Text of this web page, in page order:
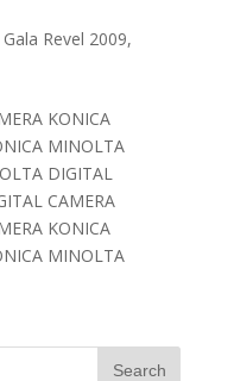
Gala Revel 2009,
KONICA
MINOLTA
DIGITAL
CAMERA
KONICA
MINOLTA